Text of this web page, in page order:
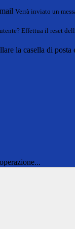
Verrà inviato un
Effettua il reset
la casella di posta